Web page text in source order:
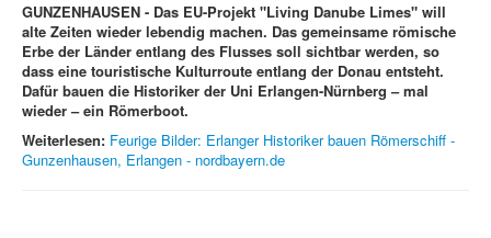
GUNZENHAUSEN - Das EU-Projekt "Living Danube Limes" will
alte Zeiten wieder lebendig machen. Das gemeinsame römische
Erbe der Länder entlang des Flusses soll sichtbar werden, so
dass eine touristische Kulturroute entlang der Donau entsteht.
Dafür bauen die Historiker der Uni Erlangen-Nürnberg – mal
wieder – ein Römerboot.
Weiterlesen: Feurige Bilder: Erlanger Historiker bauen Römerschiff -
Gunzenhausen, Erlangen - nordbayern.de